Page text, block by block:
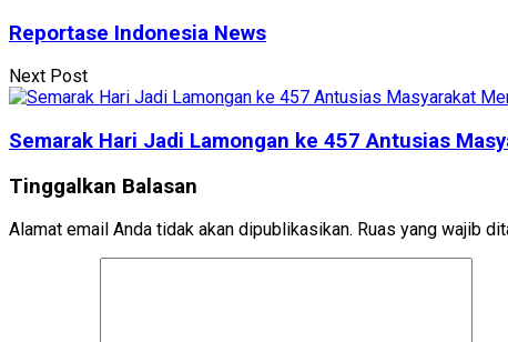
Reportase Indonesia News
Next Post
Semarak Hari Jadi Lamongan ke 457 Antusias
Tinggalkan Balasan
Alamat email Anda tidak akan dipublikasikan. Ruas yang wajib